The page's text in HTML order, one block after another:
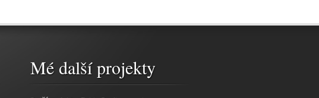
Mé další projekty